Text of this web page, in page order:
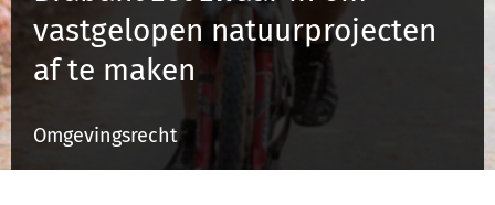
Registreren
vastgelopen natuurprojecten
af te maken
Omgevingsrecht